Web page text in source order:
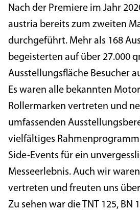
Nach der Premiere im Jahr
austria bereits zum zweiten
durchgeführt. Mehr als 168
begeisterten auf über 27.000
Ausstellungsfläche Besucher
Es waren alle bekannten
Rollermarken vertreten und
umfassenden
vielfältiges
Side-Events für ein
Messeerlebnis. Auch wir
vertreten und freuten uns
Zu sehen war die TNT 125, BN